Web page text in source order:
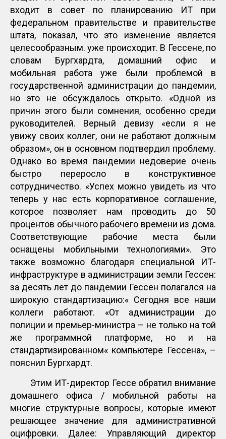
входит в совет по планированию ИТ при
федеральном правительстве и правительстве
штата, показал, что это изменение является
целесообразным. уже происходит. В Гессене, по
словам Бургхардта, домашний офис и
мобильная работа уже были проблемой в
государственной администрации до пандемии,
но это не обсуждалось открыто. «Одной из
причин этого были сомнения, особенно среди
руководителей. Верный девизу «если я не
увижу своих коллег, они не работают должным
образом», он в основном подтвердил проблему.
Однако во время пандемии недоверие очень
быстро переросло в конструктивное
сотрудничество. «Успех можно увидеть из что
теперь у нас есть корпоративное соглашение,
которое позволяет нам проводить до 50
процентов обычного рабочего времени из дома.
Соответствующие рабочие места были
оснащены мобильными технологиями». Это
также возможно благодаря специальной ИТ-
инфраструктуре в администрации земли Гессен:
за десять лет до пандемии Гессен полагался на
широкую стандартизацию:« Сегодня все наши
коллеги работают. «От администрации до
полиции и премьер-министра – не только на той
же программной платформе, но и на
стандартизированном« компьютере Гессена», –
пояснил Бургхардт.
Этим ИТ-директор Гессе обратил внимание
домашнего офиса / мобильной работы на
многие структурные вопросы, которые имеют
решающее значение для административной
оцифровки. Далее: Управляющий директор